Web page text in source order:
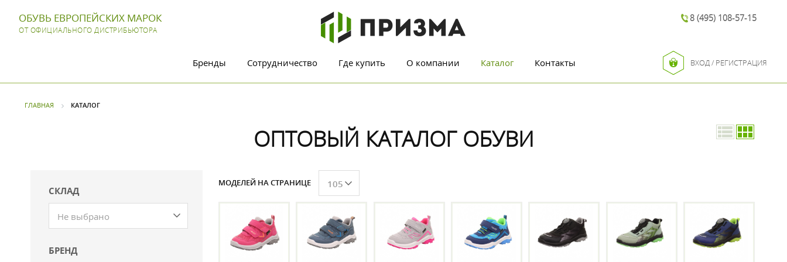
ОБУВЬ ЕВРОПЕЙСКИХ МАРОК
ОТ ОФИЦИАЛЬНОГО ДИСТРИБЬЮТОРА
8 (495) 108-57-15
Бренды Сотрудничество Где купить О компании Каталог Контакты ВХОД / РЕГИСТРАЦИЯ
ГЛАВНАЯ КАТАЛОГ
ОПТОВЫЙ КАТАЛОГ ОБУВИ
СКЛАД
Не выбрано
БРЕНД
МОДЕЛЕЙ НА СТРАНИЦЕ 105